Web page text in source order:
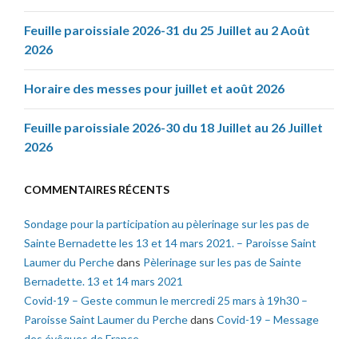
Feuille paroissiale 2026-31 du 25 Juillet au 2 Août
2026
Horaire des messes pour juillet et août 2026
Feuille paroissiale 2026-30 du 18 Juillet au 26 Juillet
2026
COMMENTAIRES RÉCENTS
Sondage pour la participation au pèlerinage sur les pas de
Sainte Bernadette les 13 et 14 mars 2021. – Paroisse Saint
Laumer du Perchedans Pèlerinage sur les pas de Sainte
Bernadette. 13 et 14 mars 2021
Covid-19 – Geste commun le mercredi 25 mars à 19h30 –
Paroisse Saint Laumer du Perchedans Covid-19 – Message